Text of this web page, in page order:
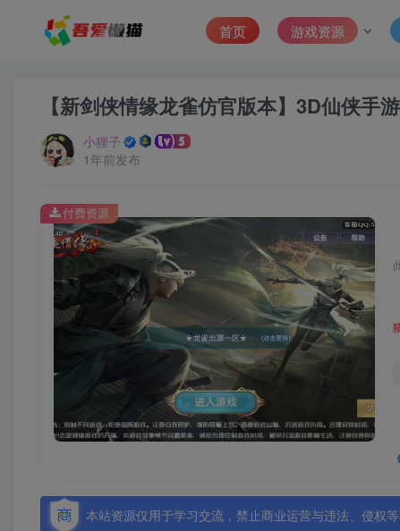
首页 游戏资源
【新剑侠情缘龙雀仿官版本】3D仙侠
小狸子
1年前发布
付费资源
本站资源仅用于学习交流，禁止商业运营与违法、侵权